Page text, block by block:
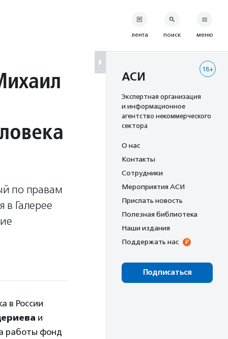
по правам
в Галерее
в России
и
работы фонд
лента поиск меню
18+
АСИ
Экспертная организация
и информационное
агентство некоммерческого
сектора
О нас
Контакты
Сотрудники
Мероприятия АСИ
Прислать новость
Полезная библиотека
Наши издания
Поддержать нас
Подписаться